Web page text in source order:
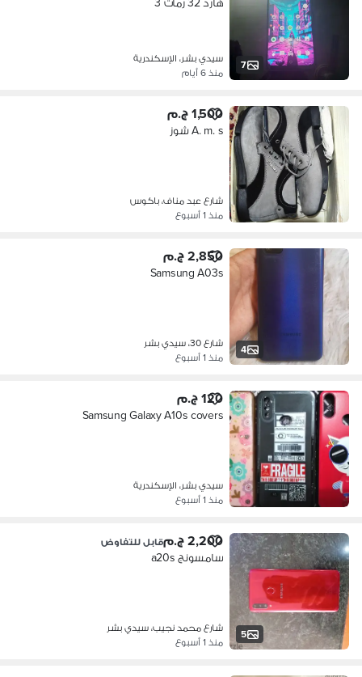
7
سيدي بشر، الإسكندرية
منذ 6 أيام
1,500 ج.م
A. m. s شوز
شارع عبد مناف، باكوس
منذ 1 أسبوع
4
2,850 ج.م
Samsung A03s
شارع 30، سيدي بشر
منذ 1 أسبوع
120 ج.م
Samsung Galaxy A10s covers
سيدي بشر، الإسكندرية
منذ 1 أسبوع
5
2,200 ج.م قابل للتفاوض
سامسونج a20s
شارع محمد نجيب، سيدي بشر
منذ 1 أسبوع